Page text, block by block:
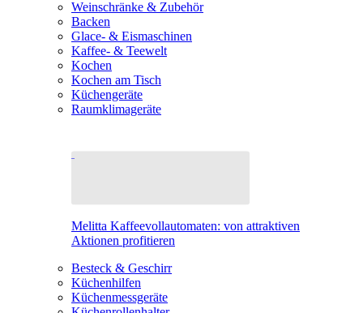
Weinschränke & Zubehör
Backen
Glace- & Eismaschinen
Kaffee- & Teewelt
Kochen
Kochen am Tisch
Küchengeräte
Raumklimageräte
Melitta Kaffeevollautomaten: von attraktiven
Aktionen profitieren
Besteck & Geschirr
Küchenhilfen
Küchenmessgeräte